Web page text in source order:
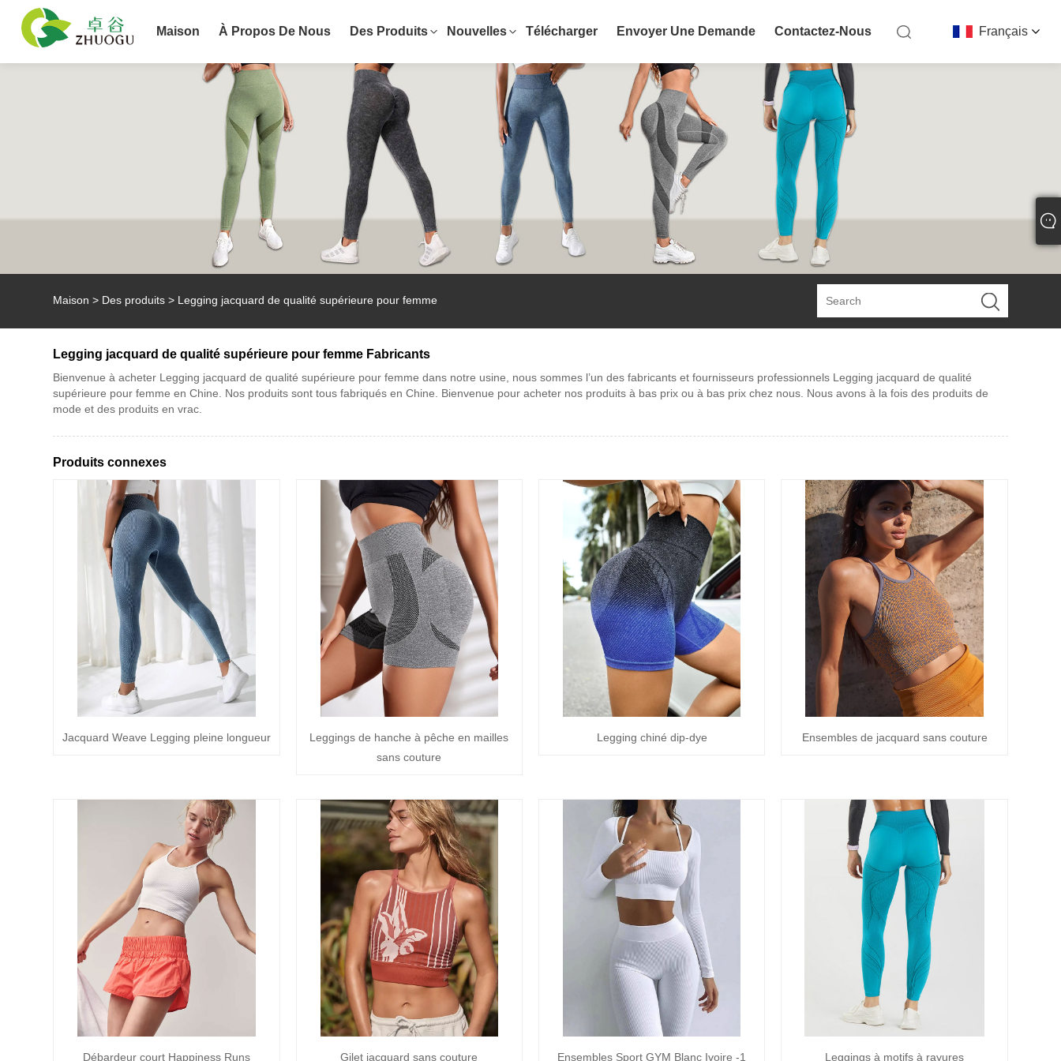
Français
Maison À Propos De Nous Des Produits Nouvelles Télécharger Envoyer Une Demande Contactez-Nous
Maison > Des produits > Legging jacquard de qualité supérieure pour femme
Legging jacquard de qualité supérieure pour femme Fabricants
Bienvenue à acheter Legging jacquard de qualité supérieure pour femme dans notre usine, nous sommes l’un des fabricants et fournisseurs professionnels Legging jacquard de qualité
supérieure pour femme en Chine. Nos produits sont tous fabriqués en Chine. Bienvenue pour acheter nos produits à bas prix ou à bas prix chez nous. Nous avons à la fois des produits de
mode et des produits en vrac.
Produits connexes
Jacquard Weave Legging pleine longueur
Leggings de hanche à pêche en mailles
sans couture
Legging chiné dip-dye Ensembles de jacquard sans couture
Débardeur court Happiness Runs Gilet jacquard sans couture Ensembles Sport GYM Blanc Ivoire -1 Leggings à motifs à rayures